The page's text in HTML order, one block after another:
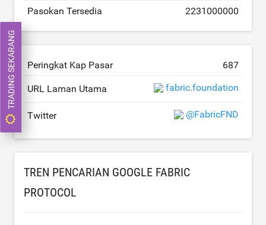
Pasokan Tersedia 2231000000
Peringkat Kap Pasar 687
URL Laman Utama fabric.foundation
Twitter @FabricFND
TREN PENCARIAN GOOGLE FABRIC
PROTOCOL
TRADING SEKARANG